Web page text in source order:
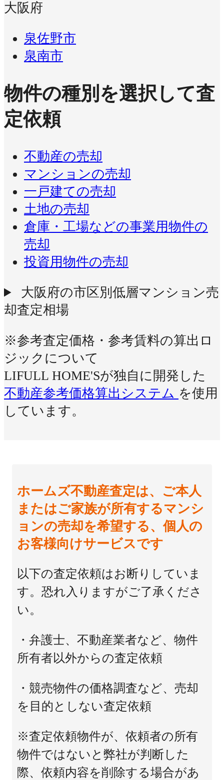
大阪府
泉佐野市
泉南市
物件の種別を選択して査
定依頼
不動産の売却
マンションの売却
一戸建ての売却
土地の売却
倉庫・工場などの事業用物件の
売却
投資用物件の売却
大阪府の市区別低層マンション売
却査定相場
※参考査定価格・参考賃料の算出ロ
ジックについて
LIFULL HOME'Sが独自に開発した
不動産参考価格算出システム を使用
しています。
ホームズ不動産査定は、ご本人
またはご家族が所有するマンシ
ョンの売却を希望する、個人の
お客様向けサービスです
以下の査定依頼はお断りしていま
す。恐れ入りますがご了承くださ
い。
・弁護士、不動産業者など、物件
所有者以外からの査定依頼
・競売物件の価格調査など、売却
を目的としない査定依頼
※査定依頼物件が、依頼者の所有
物件ではないと弊社が判断した
際、依頼内容を削除する場合があ